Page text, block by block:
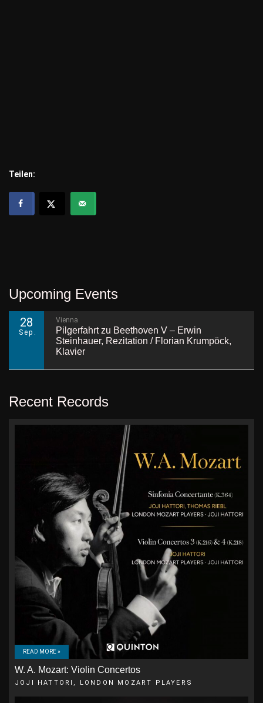
Teilen:
Upcoming Events
28
Sep.
Vienna
Pilgerfahrt zu Beethoven V – Erwin
Steinhauer, Rezitation / Florian Krumpöck,
Klavier
Recent Records
READ MORE »
W. A. Mozart: Violin Concertos
JOJI HATTORI, LONDON MOZART PLAYERS